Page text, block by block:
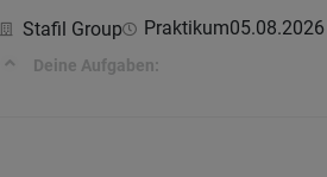
Stafil Group Praktikum05.08.2026
Deine Aufgaben: